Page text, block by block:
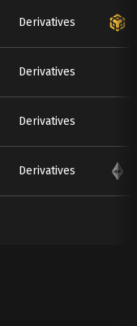
Derivatives
Derivatives
Derivatives
Derivatives